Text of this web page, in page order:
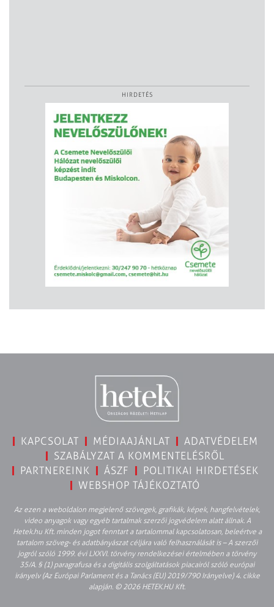
HIRDETÉS
KAPCSOLAT MÉDIAAJÁNLAT
ADATVÉDELEM
SZABÁLYZAT A KOMMENTELÉSRŐL
PARTNEREINK
ÁSZF
POLITIKAI HIRDETÉSEK
WEBSHOP TÁJÉKOZTATÓ
Az ezen a weboldalon megjelenő szövegek, grafikák, képek, hangfelvételek,
video anyagok vagy egyéb tartalmak szerzői jogvédelem alatt állnak. A
Hetek.hu Kft. minden jogot fenntart a tartalommal kapcsolatosan, beleértve a
tartalom szöveg- és adatbányászat céljára való felhasználását is – A szerzői
jogról szóló 1999. évi LXXVI. törvény rendelkezései értelmében a törvény
35/A. § (1) paragrafusa és a digitális szolgáltatások piacairól szóló európai
irányelv (Az Európai Parlament és a Tanács (EU) 2019/790 Irányelve) 4. cikke
alapján. © 2026 HETEK.HU Kft.